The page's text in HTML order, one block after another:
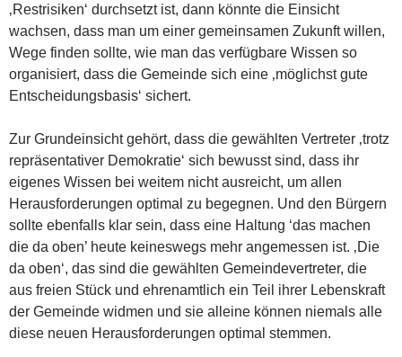
‚Restrisiken‘ durchsetzt ist, dann könnte die Einsicht
wachsen, dass man um einer gemeinsamen Zukunft willen,
Wege finden sollte, wie man das verfügbare Wissen so
organisiert, dass die Gemeinde sich eine ‚möglichst gute
Entscheidungsbasis‘ sichert.
Zur Grundeinsicht gehört, dass die gewählten Vertreter ‚trotz
repräsentativer Demokratie‘ sich bewusst sind, dass ihr
eigenes Wissen bei weitem nicht ausreicht, um allen
Herausforderungen optimal zu begegnen. Und den Bürgern
sollte ebenfalls klar sein, dass eine Haltung ‘das machen
die da oben’ heute keineswegs mehr angemessen ist. ‚Die
da oben‘, das sind die gewählten Gemeindevertreter, die
aus freien Stück und ehrenamtlich ein Teil ihrer Lebenskraft
der Gemeinde widmen und sie alleine können niemals alle
diese neuen Herausforderungen optimal stemmen.